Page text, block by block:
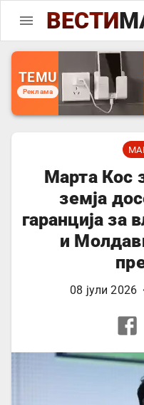
ВЕСТИ
TEMU
Реклама
Марта Кос
земја
гаранција за
и
08 јули 2026